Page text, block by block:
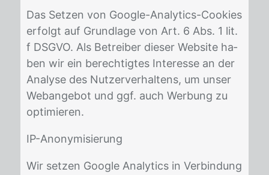
Das Set­zen von Goog­le-Ana­ly­tics-Coo­kies
er­folgt auf Grund­la­ge von Art. 6 Abs. 1 lit.
f DS­GVO. Als Be­trei­ber die­ser Web­site ha­
ben wir ein be­rech­tig­tes In­ter­es­se an der
Ana­ly­se des Nut­zer­ver­hal­tens, um un­ser
Web­an­ge­bot und ggf. auch Wer­bung zu
op­ti­mie­ren.
IP-An­ony­mi­sie­rung
Wir set­zen Goog­le Ana­ly­tics in Ver­bin­dung